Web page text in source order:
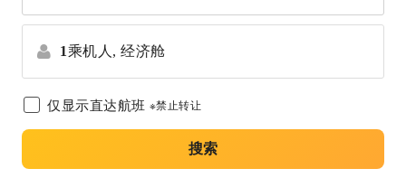
1乘机人, 经济舱
仅显示直达航班 ※禁止转让
搜索